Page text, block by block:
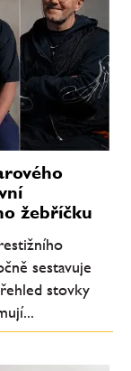
žebříčku
sestavuje
stovky